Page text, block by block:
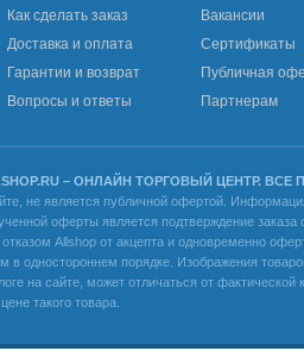
Как сделать заказ
Доставка и оплата
Гарантии и возврат
Вопросы и ответы
Вакансии
Сертификаты
Публичная
Партнерам
– ОНЛАЙН ТОРГОВЫЙ ЦЕНТР.
не является публичной офертой.
оферты является подтверждение
Allshop от акцепта и одновременно
в одностороннем порядке. Изображения
на сайте, может отличаться от
такого товара.